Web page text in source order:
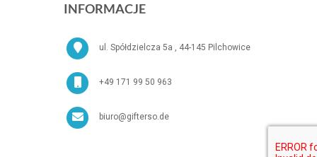
INFORMACJE
ul. Spółdzielcza 5a , 44-145 Pilchowice
+49 171 99 50 963
biuro@gifterso.de